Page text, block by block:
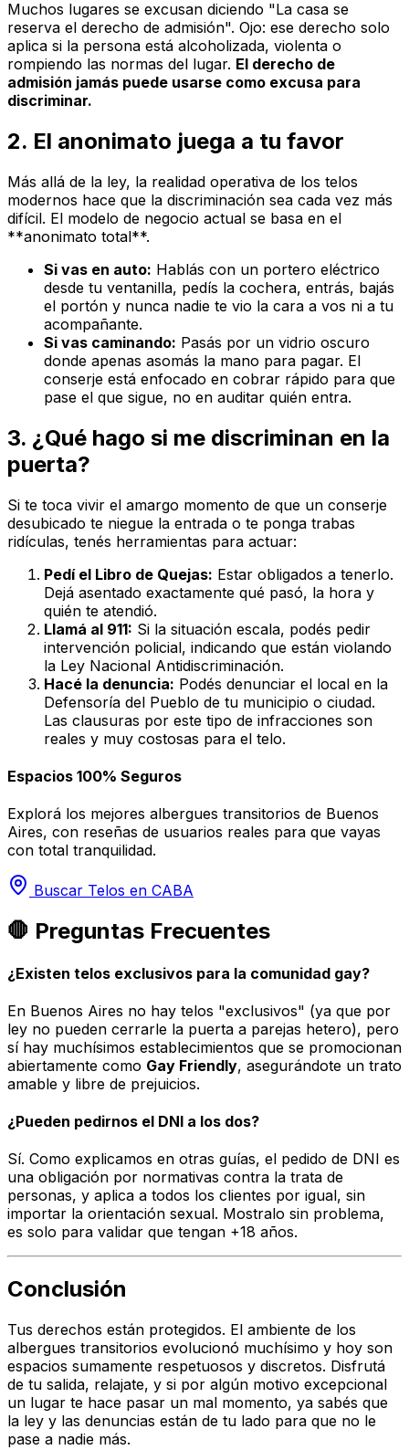
Muchos lugares se excusan diciendo "La casa se
reserva el derecho de admisión". Ojo: ese derecho solo
aplica si la persona está alcoholizada, violenta o
rompiendo las normas del lugar. El derecho de
admisión jamás puede usarse como excusa para
discriminar.
2. El anonimato juega a tu favor
Más allá de la ley, la realidad operativa de los telos
modernos hace que la discriminación sea cada vez más
difícil. El modelo de negocio actual se basa en el
**anonimato total**.
Si vas en auto: Hablás con un portero eléctrico
desde tu ventanilla, pedís la cochera, entrás, bajás
el portón y nunca nadie te vio la cara a vos ni a tu
acompañante.
Si vas caminando: Pasás por un vidrio oscuro
donde apenas asomás la mano para pagar. El
conserje está enfocado en cobrar rápido para que
pase el que sigue, no en auditar quién entra.
3. ¿Qué hago si me discriminan en la
puerta?
Si te toca vivir el amargo momento de que un conserje
desubicado te niegue la entrada o te ponga trabas
ridículas, tenés herramientas para actuar:
Pedí el Libro de Quejas: Estar obligados a tenerlo.
Dejá asentado exactamente qué pasó, la hora y
quién te atendió.
Llamá al 911: Si la situación escala, podés pedir
intervención policial, indicando que están violando
la Ley Nacional Antidiscriminación.
Hacé la denuncia: Podés denunciar el local en la
Defensoría del Pueblo de tu municipio o ciudad.
Las clausuras por este tipo de infracciones son
reales y muy costosas para el telo.
Espacios 100% Seguros
Explorá los mejores albergues transitorios de Buenos
Aires, con reseñas de usuarios reales para que vayas
con total tranquilidad.
Buscar Telos en CABA
🛑 Preguntas Frecuentes
¿Existen telos exclusivos para la comunidad gay?
En Buenos Aires no hay telos "exclusivos" (ya que por
ley no pueden cerrarle la puerta a parejas hetero), pero
sí hay muchísimos establecimientos que se promocionan
abiertamente como Gay Friendly, asegurándote un trato
amable y libre de prejuicios.
¿Pueden pedirnos el DNI a los dos?
Sí. Como explicamos en otras guías, el pedido de DNI es
una obligación por normativas contra la trata de
personas, y aplica a todos los clientes por igual, sin
importar la orientación sexual. Mostralo sin problema,
es solo para validar que tengan +18 años.
Conclusión
Tus derechos están protegidos. El ambiente de los
albergues transitorios evolucionó muchísimo y hoy son
espacios sumamente respetuosos y discretos. Disfrutá
de tu salida, relajate, y si por algún motivo excepcional
un lugar te hace pasar un mal momento, ya sabés que
la ley y las denuncias están de tu lado para que no le
pase a nadie más.